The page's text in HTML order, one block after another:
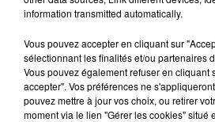
procureur de la république de
conférence de presse en fin de
permettre de communiquer de
sur cette affaire.
information transmitted automatically.
Vous pouvez accepter en cliquant sur
sélectionnant les finalités et/ou partenaires
Vous pouvez également refuser en cliquant
accepter". Vos préférences ne
pouvez mettre à jour vos choix, ou retirer
moment via le lien "Gérer les cookies" situé